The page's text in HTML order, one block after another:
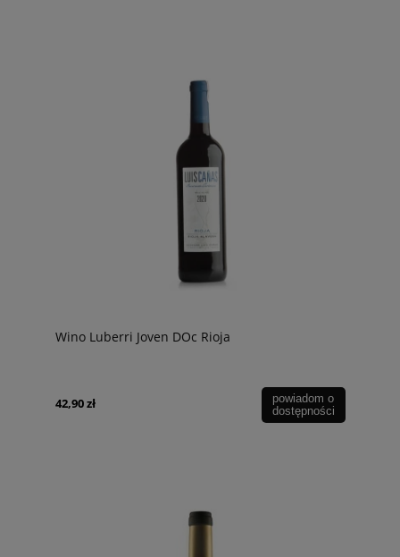
Wino Luberri Joven DOc Rioja
42,90 zł
powiadom o
dostępności